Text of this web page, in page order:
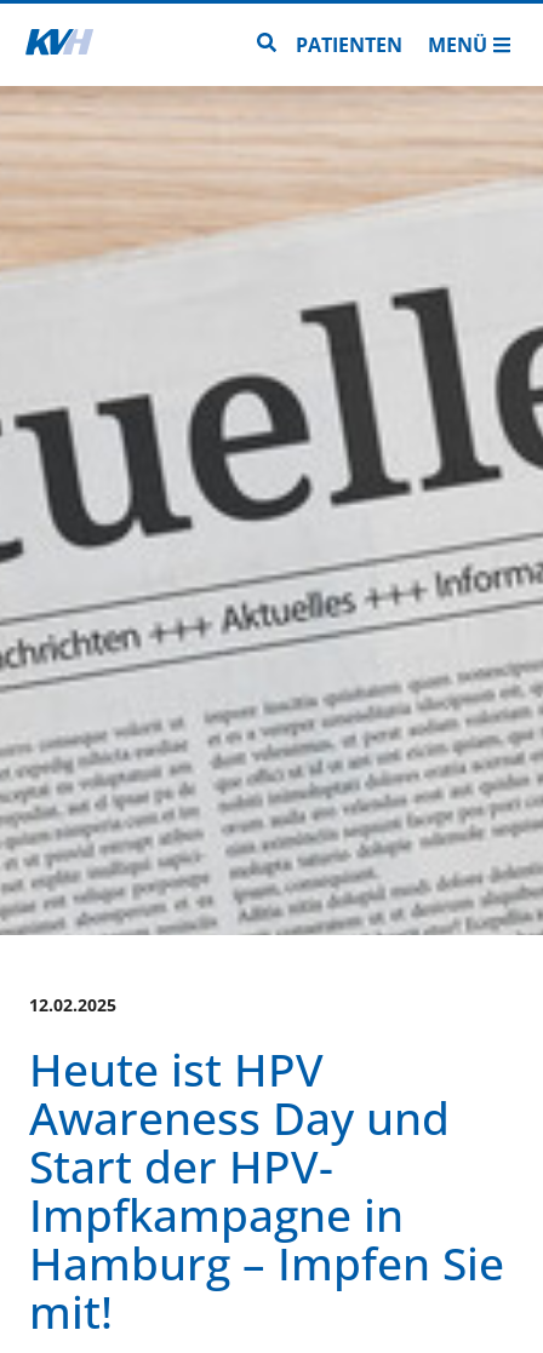
Zur Startseite Zur Seitensuche
PATIENTEN MENÜ
12.02.2025
Heute ist HPV
Awareness Day und
Start der HPV-
Impfkampagne in
Hamburg – Impfen Sie
mit!